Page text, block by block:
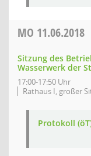
MO 11.06.2018
Sitzung des
Wasserwerk der
17:00-17:50 Uhr
Rathaus I, großer
Protokoll